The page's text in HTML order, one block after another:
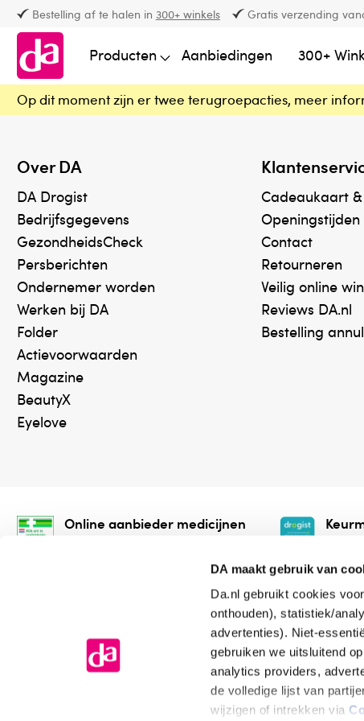
DA maakt gebruik van
Da.nl gebruikt cookies
onthouden), statistiek/
advertenties). Niet-
gebruiken we uitsluitend
analytics providers,
de volledige lijst van
wijzigen of intrekken via
Bestelling af te halen in 300+ winkels Gratis verzending
Producten Aanbiedingen 300+
Op dit moment zijn er twee terugroepacties, meer
Over DA
DA Drogist
Bedrijfsgegevens
GezondheidsCheck
Persberichten
Ondernemer worden
Werken bij DA
Folder
Actievoorwaarden
Magazine
BeautyX
Eyelove
Cadeaukaart
Openingstijden
Contact
Retourneren
Veilig online
Reviews DA.nl
Bestelling
Online aanbieder medicijnen
onze webshop mag verkopen.
Algemene voorwaarden